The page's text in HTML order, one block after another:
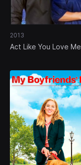
2013
Act Like You Love Me